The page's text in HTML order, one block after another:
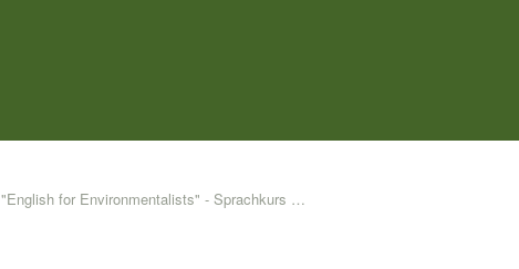
"English for Environmentalists" - Sprachkurs auf der Insel Vilm